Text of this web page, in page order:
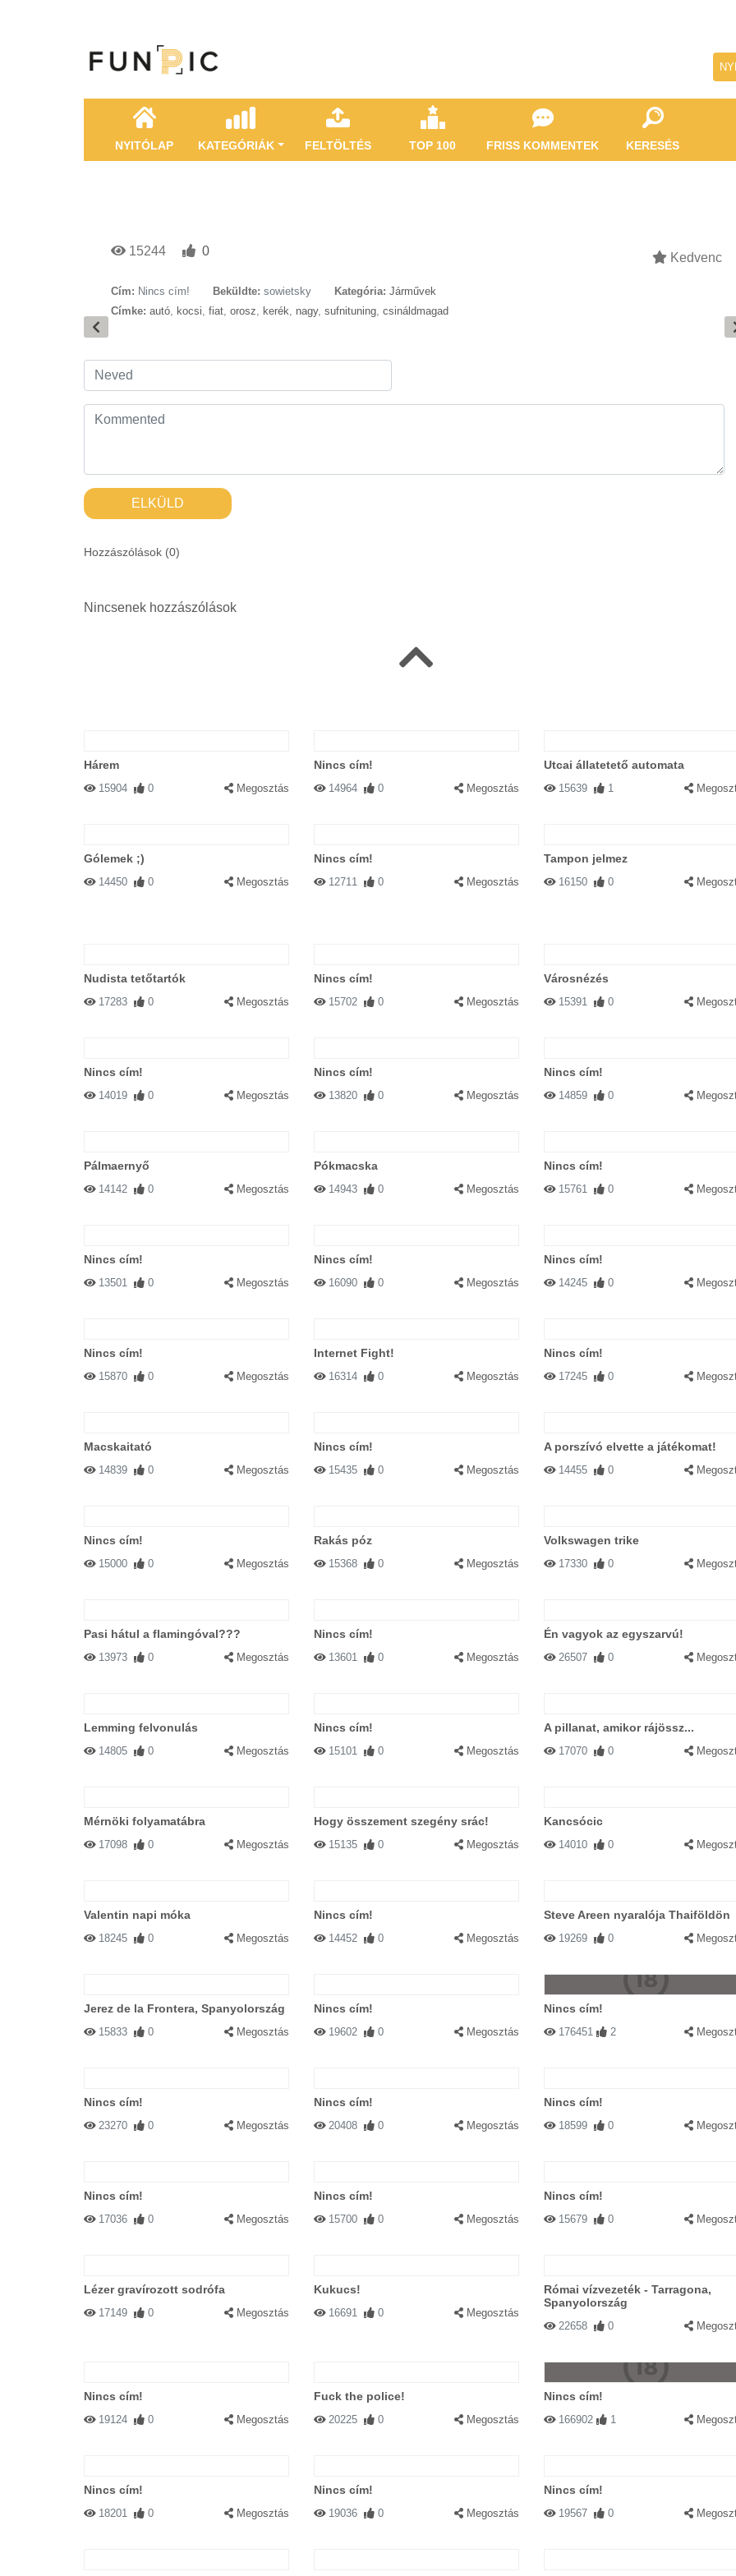
NYITÓLAP KATEGÓRIÁK FELTÖLTÉS TOP 100 FRISS KOMMENTEK KERESÉS
15244 0 Kedvenc
Cím: Nincs cím! Beküldte: sowietsky Kategória: Járművek
Címke: autó, kocsi, fiat, orosz, kerék, nagy, sufnituning, csináldmagad
ELKÜLD
Hozzászólások (0)
Nincsenek hozzászólások
Hárem
15904 0 Megosztás
Nincs cím!
14964 0 Megosztás
Utcai állatetető automata
15639 1
Gólemek ;)
14450 0 Megosztás
Nincs cím!
12711 0 Megosztás
Tampon jelmez
16150 0
Nudista tetőtartók
17283 0 Megosztás
Nincs cím!
15702 0 Megosztás
Városnézés
15391 0
Nincs cím!
14019 0 Megosztás
Nincs cím!
13820 0 Megosztás
Nincs cím!
14859 0
Pálmaernyő
14142 0 Megosztás
Pókmacska
14943 0 Megosztás
Nincs cím!
15761 0
Nincs cím!
13501 0 Megosztás
Nincs cím!
16090 0 Megosztás
Nincs cím!
14245 0
Nincs cím!
15870 0 Megosztás
Internet Fight!
16314 0 Megosztás
Nincs cím!
17245 0
Macskaitató
14839 0 Megosztás
Nincs cím!
15435 0 Megosztás
A porszívó elvette a játékomat!
14455 0
Nincs cím!
15000 0 Megosztás
Rakás póz
15368 0 Megosztás
Volkswagen trike
17330 0
Pasi hátul a flamingóval???
13973 0 Megosztás
Nincs cím!
13601 0 Megosztás
Én vagyok az egyszarvú!
26507 0
Lemming felvonulás
14805 0 Megosztás
Nincs cím!
15101 0 Megosztás
A pillanat, amikor rájössz...
17070 0
Mérnöki folyamatábra
17098 0 Megosztás
Hogy összement szegény srác!
15135 0 Megosztás
Kancsócic
14010 0
Valentin napi móka
18245 0 Megosztás
Nincs cím!
14452 0 Megosztás
Steve Areen nyaralója Thaiföldön
19269 0
Jerez de la Frontera, Spanyolország
15833 0 Megosztás
Nincs cím!
19602 0 Megosztás
Nincs cím!
176451 2
Nincs cím!
23270 0 Megosztás
Nincs cím!
20408 0 Megosztás
Nincs cím!
18599 0
Nincs cím!
17036 0 Megosztás
Nincs cím!
15700 0 Megosztás
Nincs cím!
15679 0
Lézer gravírozott sodrófa
17149 0 Megosztás
Kukucs!
16691 0 Megosztás
Római vízvezeték - Tarragona,
Spanyolország
22658 0
Nincs cím!
19124 0 Megosztás
Fuck the police!
20225 0 Megosztás
Nincs cím!
166902 1
Nincs cím!
18201 0 Megosztás
Nincs cím!
19036 0 Megosztás
Nincs cím!
19567 0